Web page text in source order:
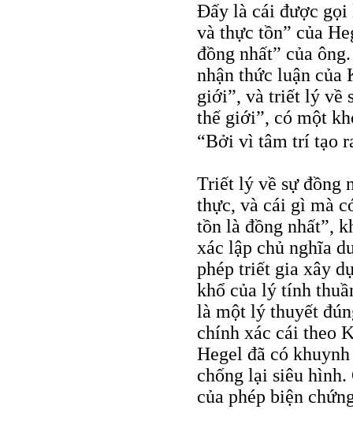
Đấy là cái được gọi
và thực tồn” của
đồng nhất” của
nhận thức luận của
giới”, và triết lý về
thế giới”, có một
“Bởi vì tâm trí tạo
Triết lý về sự đồng
thực, và cái gì mà
tồn là đồng nhất”,
xác lập chủ nghĩa
phép triết gia xây
khổ của lý tính
là một lý thuyết
chính xác cái theo
Hegel đã có
chống lại siêu
của phép biện